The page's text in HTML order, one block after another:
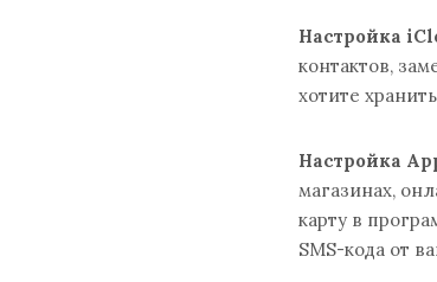
Настройка
контактов,
хотите
Настройка
магазинах,
карту в
SMS-кода от